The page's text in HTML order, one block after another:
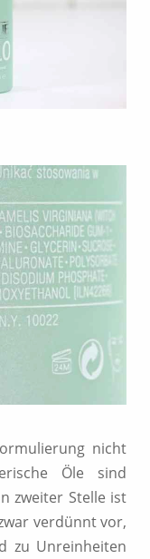
nicht
Öle sind
zweiter Stelle ist
verdünnt vor,
zu Unreinheiten